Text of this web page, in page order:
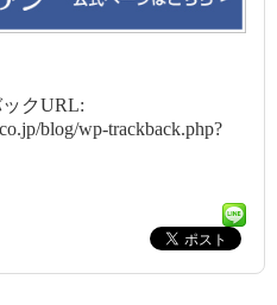
クURL:
blog/wp-trackback.php?